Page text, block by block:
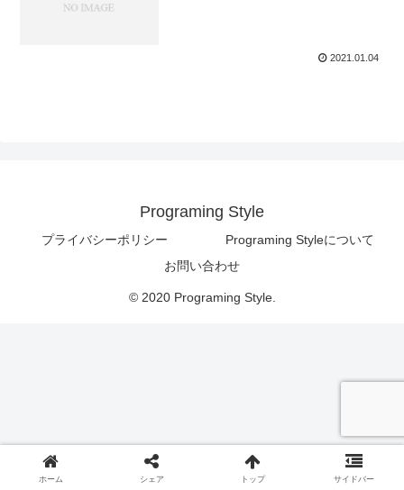
2021.01.04
Programing Style
プライバシーポリシー
Programing Styleについて
お問い合わせ
© 2020 Programing Style.
ホーム シェア トップ サイドバー